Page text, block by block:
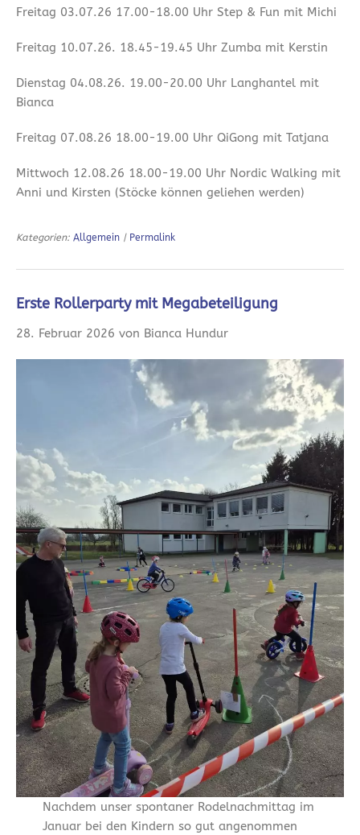
Freitag 03.07.26 17.00-18.00 Uhr Step & Fun mit Michi
Freitag 10.07.26. 18.45-19.45 Uhr Zumba mit Kerstin
Dienstag 04.08.26. 19.00-20.00 Uhr Langhantel mit
Bianca
Freitag 07.08.26 18.00-19.00 Uhr QiGong mit Tatjana
Mittwoch 12.08.26 18.00-19.00 Uhr Nordic Walking mit
Anni und Kirsten (Stöcke können geliehen werden)
Kategorien: Allgemein | Permalink
Erste Rollerparty mit Megabeteiligung
28. Februar 2026 von Bianca Hundur
Nachdem unser spontaner Rodelnachmittag im
Januar bei den Kindern so gut angenommen